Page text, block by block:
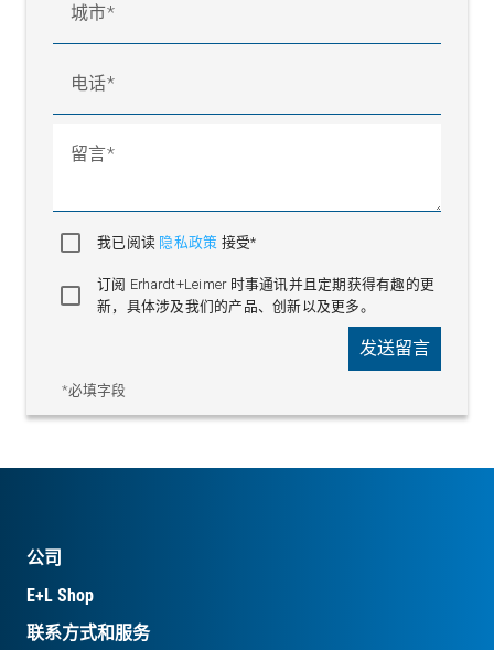
城市
电话
留言
我已阅读 隐私政策 接受*
订阅 Erhardt+Leimer 时事通讯并且定期获得有趣的更
新，具体涉及我们的产品、创新以及更多。
*必填字段
发送留言
公司
E+L Shop
联系方式和服务